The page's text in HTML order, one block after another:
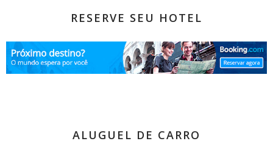
RESERVE SEU HOTEL
ALUGUEL DE CARRO